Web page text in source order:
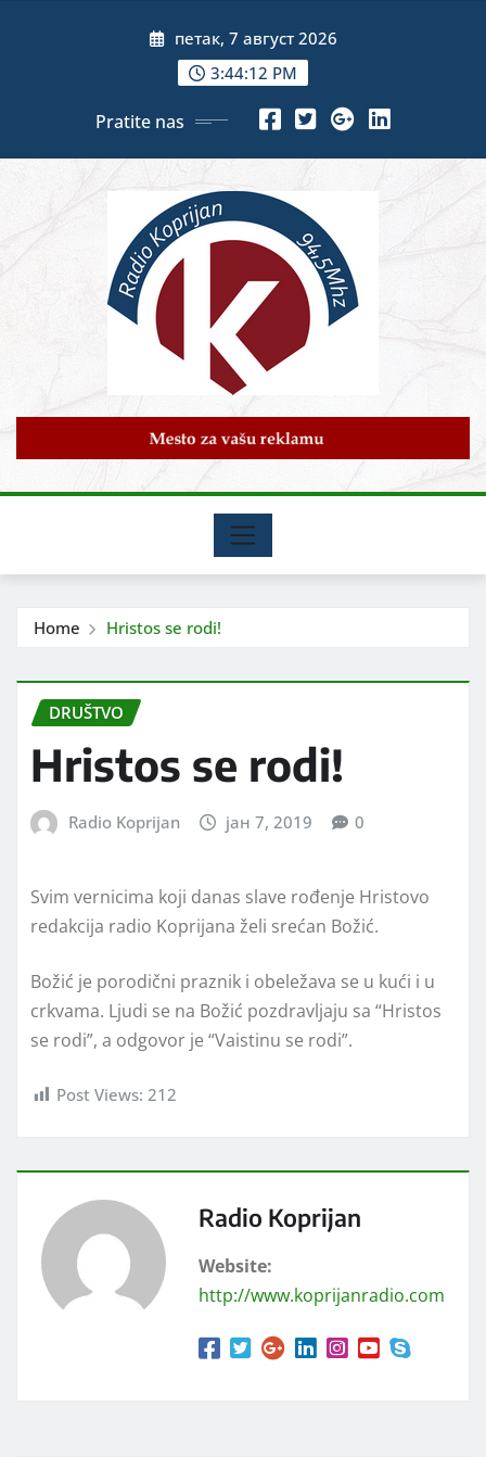
петак, 7 август 2026
3:44:14 PM
Pratite nas
Home Hristos se rodi!
DRUŠTVO
Hristos se rodi!
Radio Koprijan јан 7, 2019 0
Svim vernicima koji danas slave rođenje Hristovo
redakcija radio Koprijana želi srećan Božić.
Božić je porodični praznik i obeležava se u kući i u
crkvama. Ljudi se na Božić pozdravljaju sa “Hristos
se rodi”, a odgovor je “Vaistinu se rodi”.
Post Views: 212
Radio Koprijan
Website:
http://www.koprijanradio.com